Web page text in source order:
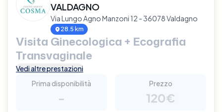
VALDAGNO
Via Lungo Agno Manzoni 12 - 36078 Valdagno
28.5 km
Visita Ginecologica + Ecografia
Transvaginale
Vedi altre prestazioni
Prima disponibilità
-
Prezzo
120€